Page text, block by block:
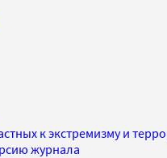
к экстремизму и
журнала